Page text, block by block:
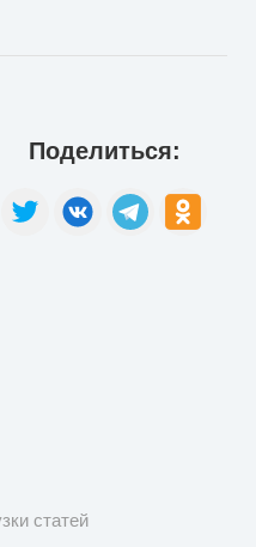
Поделиться:
статей